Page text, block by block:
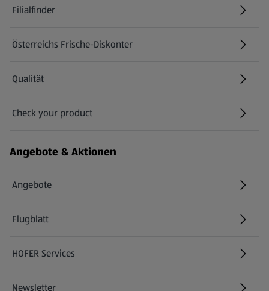
Filialfinder
Österreichs Frische-Diskonter
Qualität
Check your product
(öffnet in einem neuen Tab)
Angebote & Aktionen
Angebote
Flugblatt
HOFER Services
Newsletter